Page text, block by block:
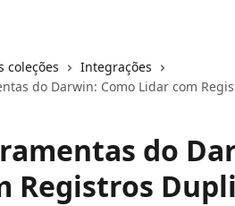
coleções
Integrações
do Darwin: Como Lidar com
do
Registros